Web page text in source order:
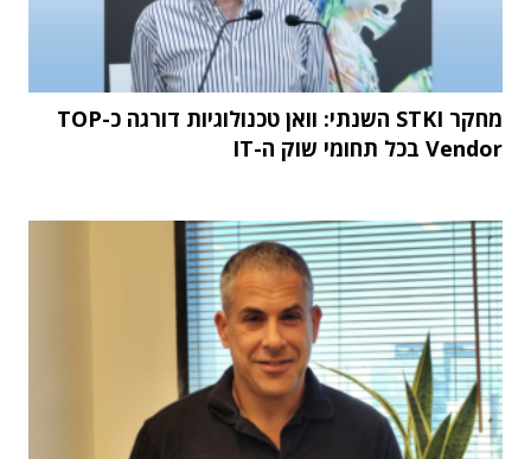
מחקר STKI השנתי: וואן טכנולוגיות דורגה כ-TOP
Vendor בכל תחומי שוק ה-IT